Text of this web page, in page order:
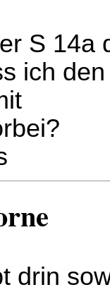
S 14a
ich
drin